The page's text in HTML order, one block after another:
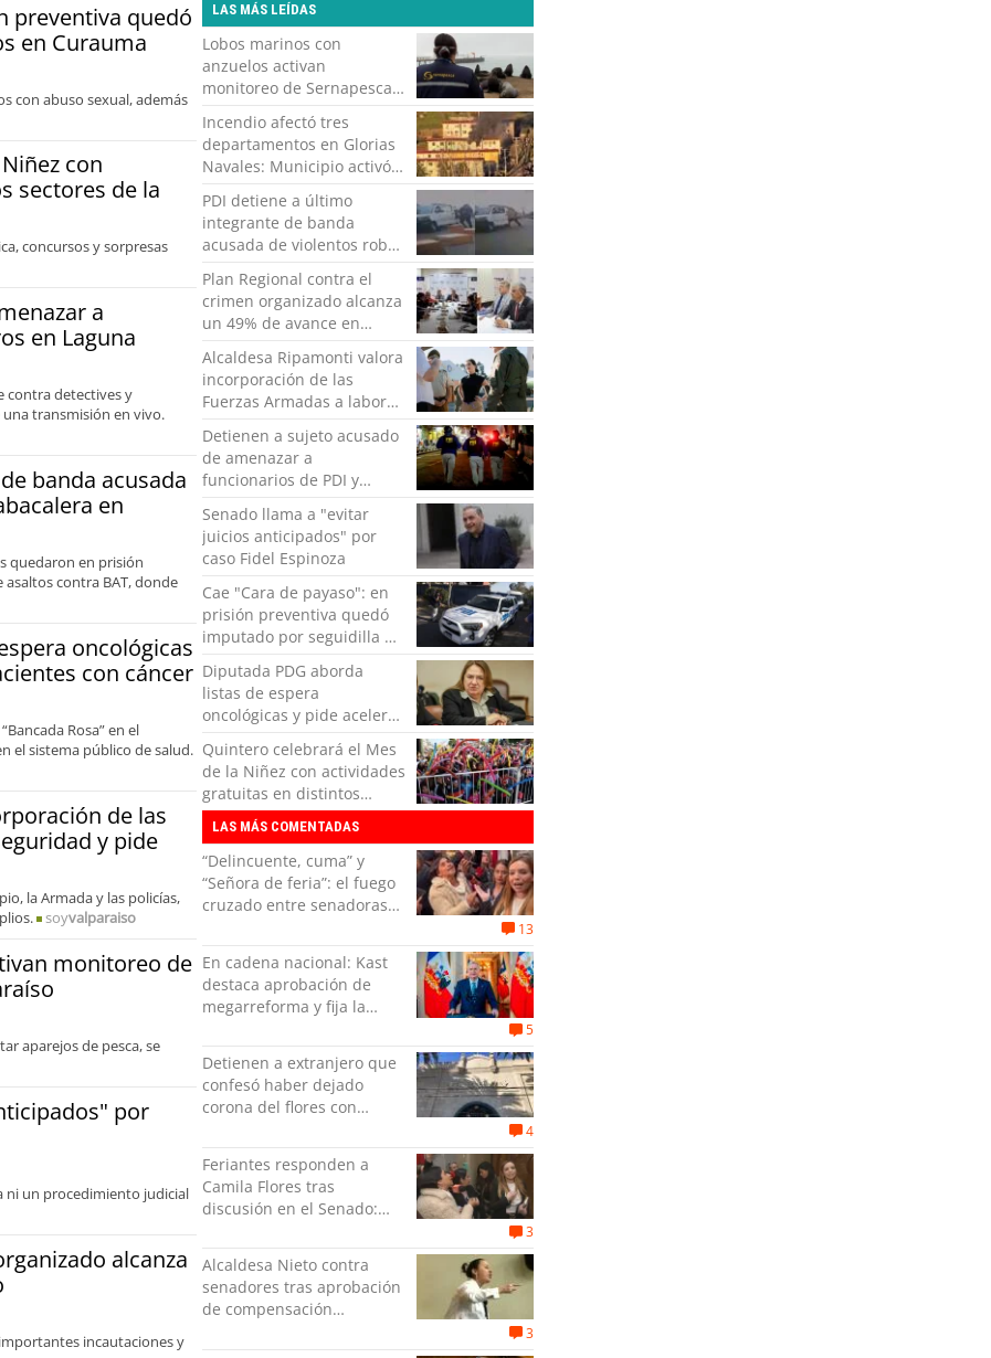
preventiva quedó
en Curauma
con abuso sexual, además
con
sectores de la
concursos y sorpresas
a
en Laguna
contra detectives y
transmisión en vivo.
banda acusada
en
quedaron en prisión
contra BAT, donde
oncológicas
con cáncer
Rosa” en el
el sistema público de salud.
de las
y pide
la Armada y las policías,
soyvalparaiso
monitoreo de
aparejos de pesca, se
por
ni un procedimiento judicial
alcanza
incautaciones y
LAS MÁS LEÍDAS
Lobos marinos con
anzuelos activan
monitoreo de Sernapesca
en la costa de Valparaíso
Incendio afectó tres
departamentos en Glorias
Navales: Municipio activó
apoyo para familias
damnificadas
PDI detiene a último
integrante de banda
acusada de violentos robos
a empresa tabacalera en
Valparaíso
Plan Regional contra el
crimen organizado alcanza
un 49% de avance en
Valparaíso
Alcaldesa Ripamonti valora
incorporación de las
Fuerzas Armadas a labores
de seguridad y pide
“responsabilidad política”
Detienen a sujeto acusado
de amenazar a
funcionarios de PDI y
Carabineros en Laguna
Verde
Senado llama a "evitar
juicios anticipados" por
caso Fidel Espinoza
Cae "Cara de payaso": en
prisión preventiva quedó
imputado por seguidilla de
robos en Curauma
Diputada PDG aborda
listas de espera
oncológicas y pide acelerar
medidas para pacientes
con cáncer
Quintero celebrará el Mes
de la Niñez con actividades
gratuitas en distintos
sectores de la comuna
LAS MÁS COMENTADAS
“Delincuente, cuma” y
“Señora de feria”: el fuego
cruzado entre senadoras
Senado
13
En cadena nacional: Kast
destaca aprobación de
megarreforma y fija la
desafío del Gobierno
5
Detienen a extranjero que
confesó haber dejado
corona del flores con
exPenitenciaría
4
Feriantes responden a
Camila Flores tras
discusión en el Senado:
orgullo”
3
Alcaldesa Nieto contra
senadores tras aprobación
de compensación
indolente"
3